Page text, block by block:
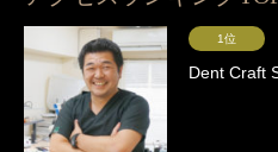
1位
Dent Craft